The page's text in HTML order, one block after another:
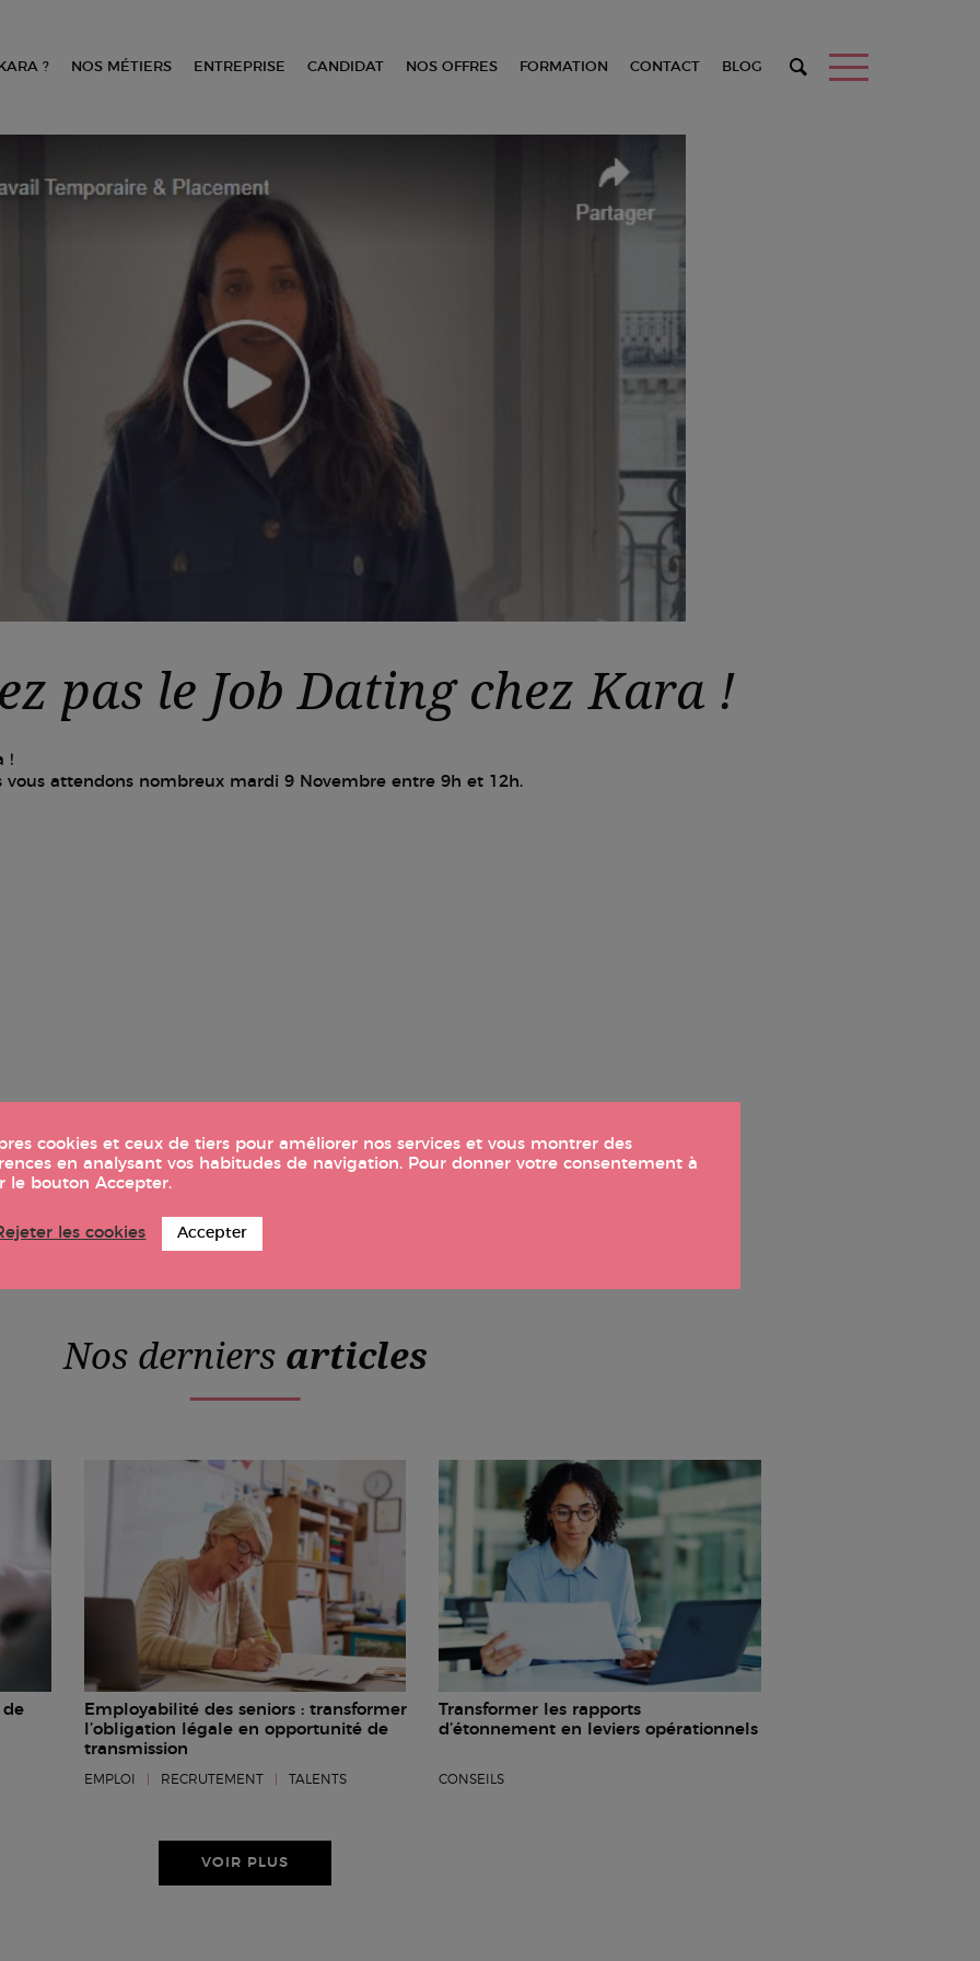
? NOS MÉTIERS ENTREPRISE CANDIDAT NOS OFFRES FORMATION CONTACT BLOG
pas le Job Dating chez Kara !
!
vous attendons nombreux mardi 9 Novembre entre 9h et 12h.
approchent à grands pas et vous cherchez à valoriser votre travail produit
facile pour tout le monde, voici donc quelques conseils pour optimiser ce
Nos derniers articles
de
Employabilité des seniors : transformer
l’obligation légale en opportunité de
transmission
EMPLOI RECRUTEMENT TALENTS
Transformer les rapports
d’étonnement en leviers opérationnels
CONSEILS
VOIR PLUS
cookies et ceux de tiers pour améliorer nos services et vous montrer des
en analysant vos habitudes de navigation. Pour donner votre consentement à
le bouton Accepter.
les cookies Accepter